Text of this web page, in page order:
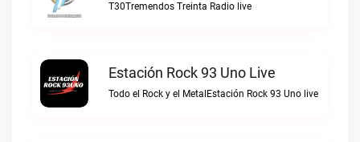
T30Tremendos Treinta Radio live
Estación Rock 93 Uno Live
Todo el Rock y el MetalEstación Rock 93 Uno live